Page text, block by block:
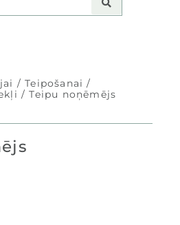
/ Teipošanai /
/ Teipu noņēmējs